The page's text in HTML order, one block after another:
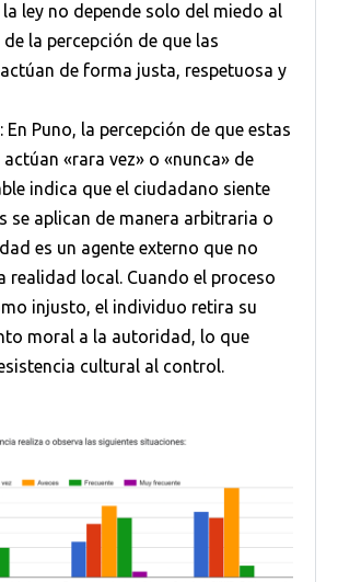
ley no depende solo del miedo al
la percepción de que las
de forma justa, respetuosa y
Puno, la percepción de que estas
«rara vez» o «nunca» de
indica que el ciudadano siente
se aplican de manera arbitraria o
es un agente externo que no
realidad local. Cuando el proceso
injusto, el individuo retira su
moral a la autoridad, lo que
cultural al control.